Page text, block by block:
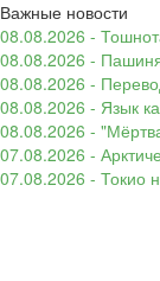
Важные новости
08.08.2026 -
08.08.2026 -
08.08.2026 -
08.08.2026 - Язык
08.08.2026 -
07.08.2026 -
07.08.2026 - Токио